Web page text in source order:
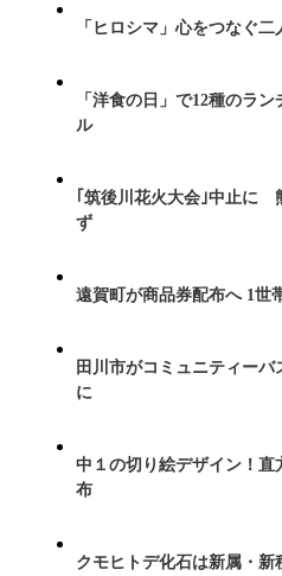
「ヒロシマ」心をつなぐ
「洋食の日」で12種のラ
ル
｢筑後川花火大会｣中止に
ず
遠賀町が商品券配布へ 1世
田川市がコミュニティー
に
中１の切り絵デザイン！
布
クモヒトデ化石は新属・